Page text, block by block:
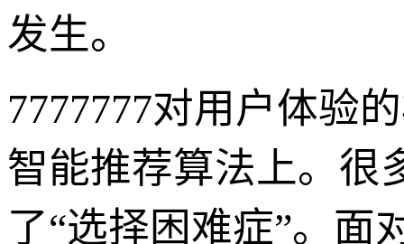
发生。
7777777对用户体验
智能推荐算法上。很
了“选择困难症”。面